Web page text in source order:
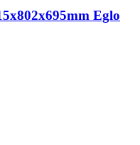
Eglo